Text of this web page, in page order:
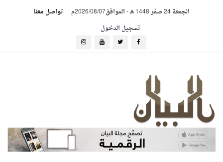
الجمعة 24 صفر 1448 هـ -الموافق2026/08/07م
تواصل معنا
تسجيل الدخول